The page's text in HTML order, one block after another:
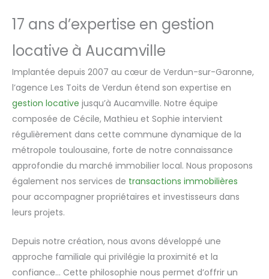
17 ans d’expertise en gestion
locative à Aucamville
Implantée depuis 2007 au cœur de Verdun-sur-Garonne,
l’agence Les Toits de Verdun étend son expertise en
gestion locative jusqu’à Aucamville. Notre équipe
composée de Cécile, Mathieu et Sophie intervient
régulièrement dans cette commune dynamique de la
métropole toulousaine, forte de notre connaissance
approfondie du marché immobilier local. Nous proposons
également nos services de transactions immobilières
pour accompagner propriétaires et investisseurs dans
leurs projets.
Depuis notre création, nous avons développé une
approche familiale qui privilégie la proximité et la
confiance… Cette philosophie nous permet d’offrir un